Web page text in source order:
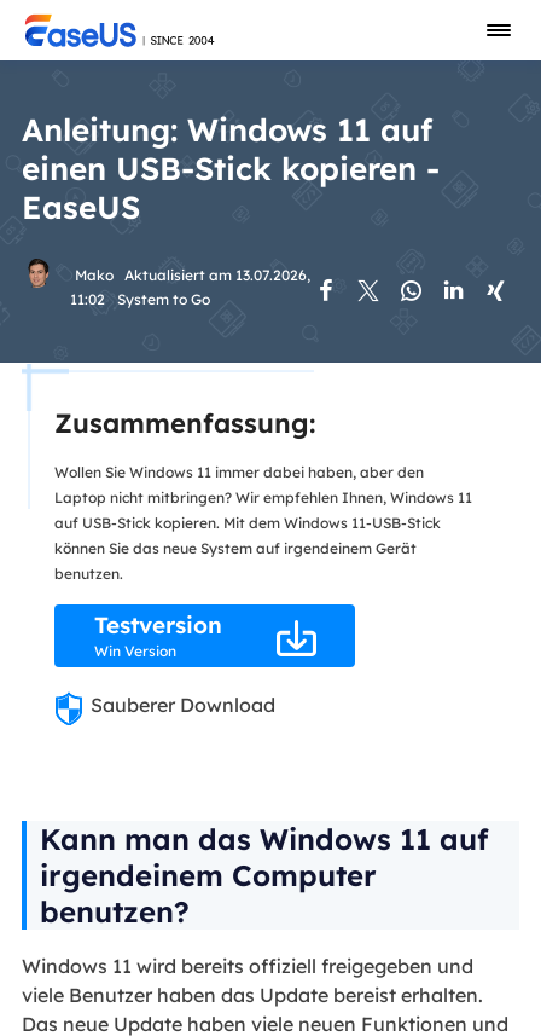
Anleitung: Windows 11 auf
einen USB-Stick kopieren -
EaseUS
Mako
Aktualisiert am 13.07.2026,
11:02
System to Go     
Zusammenfassung:
Wollen Sie Windows 11 immer dabei haben, aber den
Laptop nicht mitbringen? Wir empfehlen Ihnen, Windows 11
auf USB-Stick kopieren. Mit dem Windows 11-USB-Stick
können Sie das neue System auf irgendeinem Gerät
benutzen.
Testversion
Win Version 
Sauberer Download
Kann man das Windows 11 auf
irgendeinem Computer
benutzen?
Windows 11 wird bereits offiziell freigegeben und
viele Benutzer haben das Update bereist erhalten.
Das neue Update haben viele neuen Funktionen und